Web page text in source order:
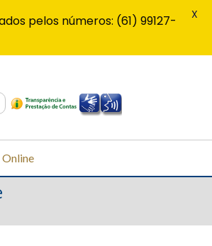
Online
pelos números: (61) 99127-
X